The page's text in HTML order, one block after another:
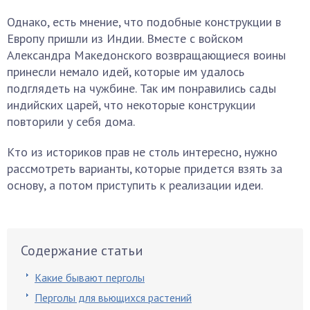
Однако, есть мнение, что подобные конструкции в
Европу пришли из Индии. Вместе с войском
Александра Македонского возвращающиеся воины
принесли немало идей, которые им удалось
подглядеть на чужбине. Так им понравились сады
индийских царей, что некоторые конструкции
повторили у себя дома.
Кто из историков прав не столь интересно, нужно
рассмотреть варианты, которые придется взять за
основу, а потом приступить к реализации идеи.
Содержание статьи
Какие бывают перголы
Перголы для вьющихся растений